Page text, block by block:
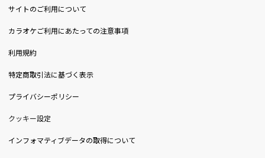
サイトのご利用について
カラオケご利用にあたっての注意事項
利用規約
特定商取引法に基づく表示
プライバシーポリシー
クッキー設定
インフォマティブデータの取得について